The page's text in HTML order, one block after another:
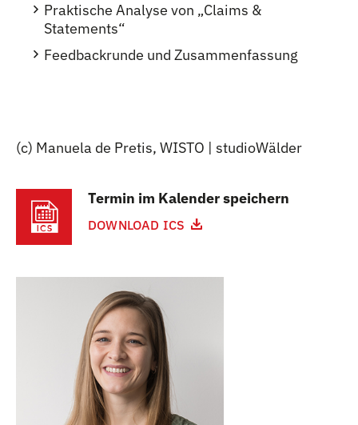
Praktische Analyse von „Claims &
Statements“
Feedbackrunde und Zusammenfassung
(c) Manuela de Pretis, WISTO | studioWälder
Termin im Kalender speichern
DOWNLOAD ICS